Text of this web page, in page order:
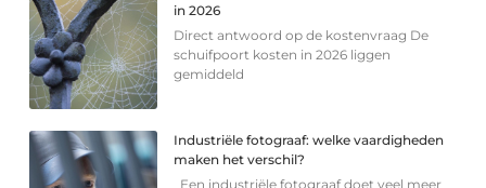
in 2026
Direct antwoord op de kostenvraag De
schuifpoort kosten in 2026 liggen
gemiddeld
Industriële fotograaf: welke vaardigheden
maken het verschil?
Een industriële fotograaf doet veel meer